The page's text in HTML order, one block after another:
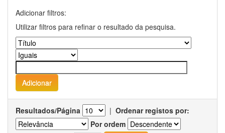
Adicionar filtros:
Utilizar filtros para refinar o resultado da pesquisa.
Resultados/Página | Ordenar registos por:
Por ordem